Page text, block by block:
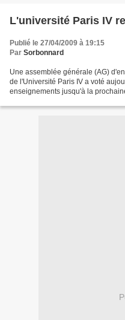
L'université Paris IV
Publié le 27/04/2009 à 19:15
Par Sorbonnard
Une assemblée générale (AG)
de l'Université Paris IV a voté
enseignements jusqu'à la